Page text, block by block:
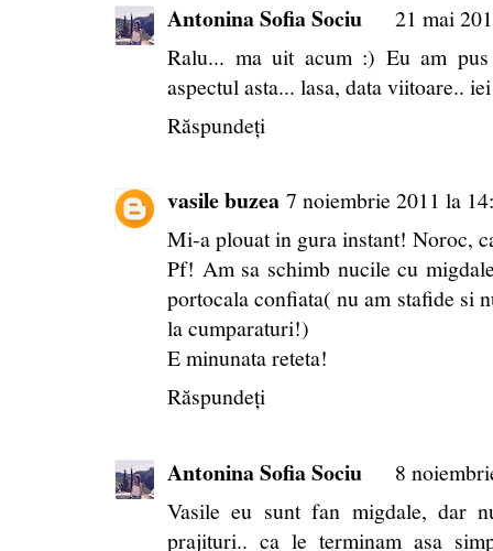
Antonina Sofia Sociu
21 mai
Ralu... ma uit acum :) Eu am
aspectul asta... lasa, data viitoare..
Răspundeți
vasile buzea 7 noiembrie 2011 la
Mi-a plouat in gura instant! Noroc,
Pf! Am sa schimb nucile cu
portocala confiata( nu am stafide si
la cumparaturi!)
E minunata reteta!
Răspundeți
Antonina Sofia Sociu
8
Vasile eu sunt fan migdale, dar
prajituri.. ca le terminam asa